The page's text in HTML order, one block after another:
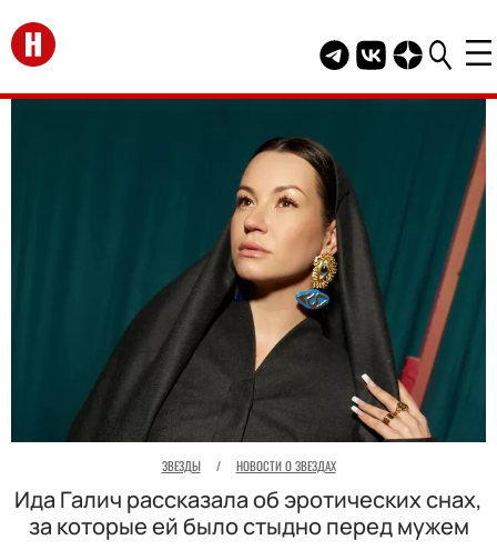
Перейти на главную
Telegram канал
Группа HELLO
Канал
ЗВЕЗДЫ / НОВОСТИ О ЗВЕЗДАХ
Ида Галич рассказала об эротических снах,
за которые ей было стыдно перед мужем